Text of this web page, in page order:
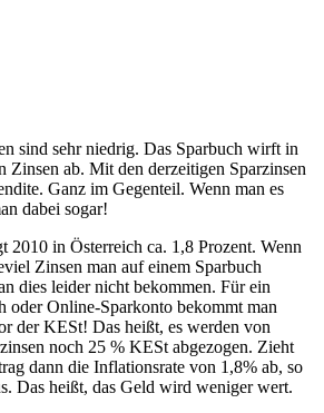
sind sehr niedrig. Das Sparbuch wirft in
Zinsen ab. Mit den derzeitigen Sparzinsen
Ganz im Gegenteil. Wenn man es
dabei sogar!
2010 in Österreich ca. 1,8 Prozent. Wenn
Zinsen man auf einem Sparbuch
dies leider nicht bekommen. Für ein
oder Online-Sparkonto bekommt man
der KESt! Das heißt, es werden von
noch 25 % KESt abgezogen. Zieht
dann die Inflationsrate von 1,8% ab, so
Das heißt, das Geld wird weniger wert.